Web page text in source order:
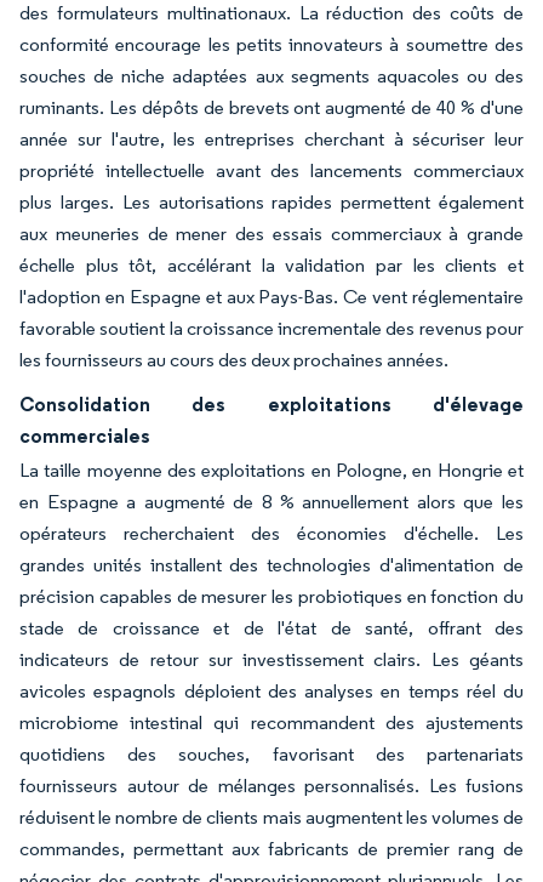
des formulateurs multinationaux. La réduction des coûts de
conformité encourage les petits innovateurs à soumettre des
souches de niche adaptées aux segments aquacoles ou des
ruminants. Les dépôts de brevets ont augmenté de 40 % d'une
année sur l'autre, les entreprises cherchant à sécuriser leur
propriété intellectuelle avant des lancements commerciaux
plus larges. Les autorisations rapides permettent également
aux meuneries de mener des essais commerciaux à grande
échelle plus tôt, accélérant la validation par les clients et
l'adoption en Espagne et aux Pays-Bas. Ce vent réglementaire
favorable soutient la croissance incrementale des revenus pour
les fournisseurs au cours des deux prochaines années.
Consolidation des exploitations d'élevage
commerciales
La taille moyenne des exploitations en Pologne, en Hongrie et
en Espagne a augmenté de 8 % annuellement alors que les
opérateurs recherchaient des économies d'échelle. Les
grandes unités installent des technologies d'alimentation de
précision capables de mesurer les probiotiques en fonction du
stade de croissance et de l'état de santé, offrant des
indicateurs de retour sur investissement clairs. Les géants
avicoles espagnols déploient des analyses en temps réel du
microbiome intestinal qui recommandent des ajustements
quotidiens des souches, favorisant des partenariats
fournisseurs autour de mélanges personnalisés. Les fusions
réduisent le nombre de clients mais augmentent les volumes de
commandes, permettant aux fabricants de premier rang de